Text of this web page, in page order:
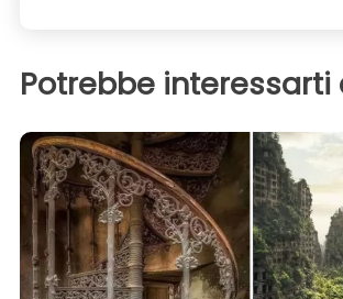
Potrebbe interessarti